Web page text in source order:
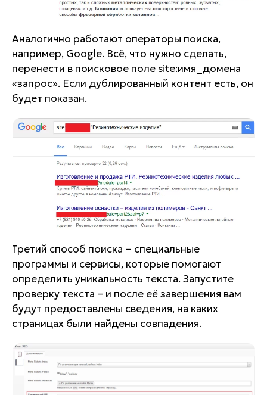
Аналогично работают операторы поиска,
например, Google. Всё, что нужно сделать,
перенести в поисковое поле site:имя_домена
«запрос». Если дублированный контент есть, он
будет показан.
Третий способ поиска − специальные
программы и сервисы, которые помогают
определить уникальность текста. Запустите
проверку текста – и после её завершения вам
будут предоставлены сведения, на каких
страницах были найдены совпадения.